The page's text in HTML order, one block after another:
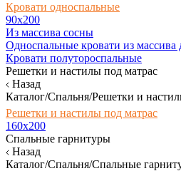
Кровати односпальные
90х200
Из массива сосны
Односпальные кровати из массива
Кровати полутороспальные
Решетки и настилы под матрас
Назад
Каталог/Спальня/Решетки и
Решетки и настилы под матрас
160х200
Спальные гарнитуры
Назад
Каталог/Спальня/Спальные